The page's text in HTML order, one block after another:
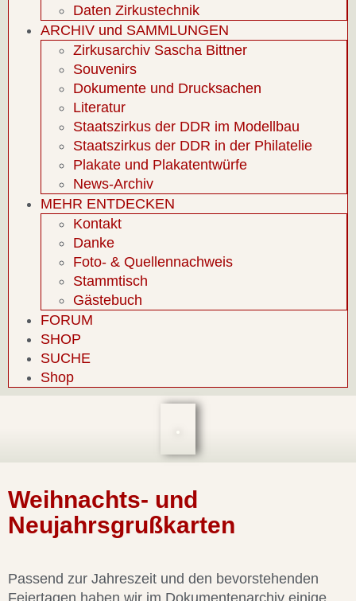
Daten Zirkustechnik
ARCHIV und SAMMLUNGEN
Zirkusarchiv Sascha Bittner
Souvenirs
Dokumente und Drucksachen
Literatur
Staatszirkus der DDR im Modellbau
Staatszirkus der DDR in der Philatelie
Plakate und Plakatentwürfe
News-Archiv
MEHR ENTDECKEN
Kontakt
Danke
Foto- & Quellennachweis
Stammtisch
Gästebuch
FORUM
SHOP
SUCHE
Shop
Weihnachts- und
Neujahrsgrußkarten
Passend zur Jahreszeit und den bevorstehenden
Feiertagen haben wir im Dokumentenarchiv einige